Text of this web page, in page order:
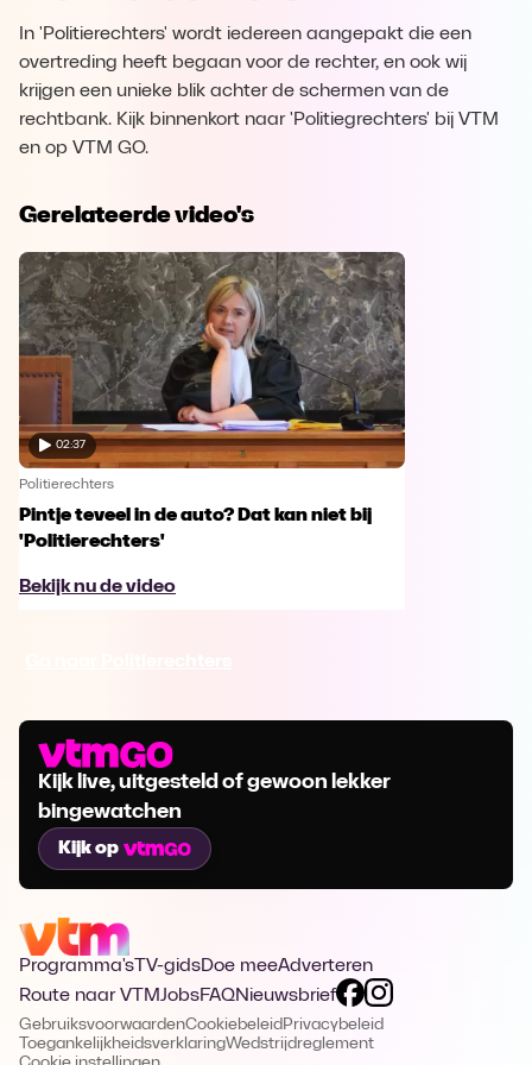
In 'Politierechters' wordt iedereen aangepakt die een
overtreding heeft begaan voor de rechter, en ook wij
krijgen een unieke blik achter de schermen van de
rechtbank. Kijk binnenkort naar 'Politiegrechters' bij VTM
en op VTM GO.
Gerelateerde video's
02:37
Politierechters
Pintje teveel in de auto? Dat kan niet bij
'Politierechters'
Bekijk nu de video
Kijk live, uitgesteld of gewoon lekker
bingewatchen
Kijk op
Programma's TV-gidsDoe meeAdverteren
Route naar VTMJobsFAQNieuwsbrief
GebruiksvoorwaardenCookiebeleid Privacybeleid
ToegankelijkheidsverklaringWedstrijdreglement